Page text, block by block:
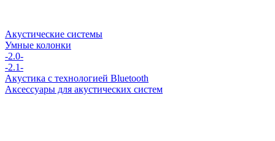
Акустические системы
Умные колонки
-2.0-
-2.1-
Акустика с технологией Bluetooth
Аксессуары для акустических систем